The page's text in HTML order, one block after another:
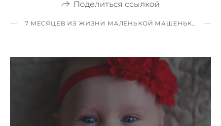
Поделиться ссылкой
7 МЕСЯЦЕВ ИЗ ЖИЗНИ МАЛЕНЬКОЙ МАШЕНЬКИ